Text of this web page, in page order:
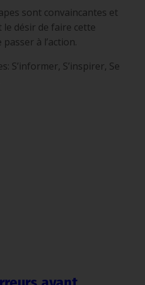
sont convaincantes et
désir de faire cette
à l’action.
S’informer, S’inspirer, Se